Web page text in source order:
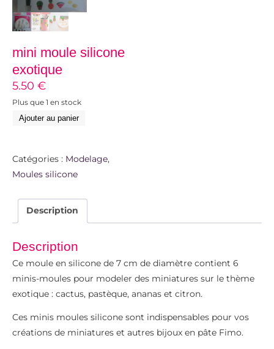
mini moule silicone
exotique
5.50 €
Plus que 1 en stock
Ajouter au panier
Catégories : Modelage,
Moules silicone
Description
Description
Ce moule en silicone de 7 cm de diamètre contient 6
minis-moules pour modeler des miniatures sur le thème
exotique : cactus, pastèque, ananas et citron.
Ces minis moules silicone sont indispensables pour vos
créations de miniatures et autres bijoux en pâte Fimo.